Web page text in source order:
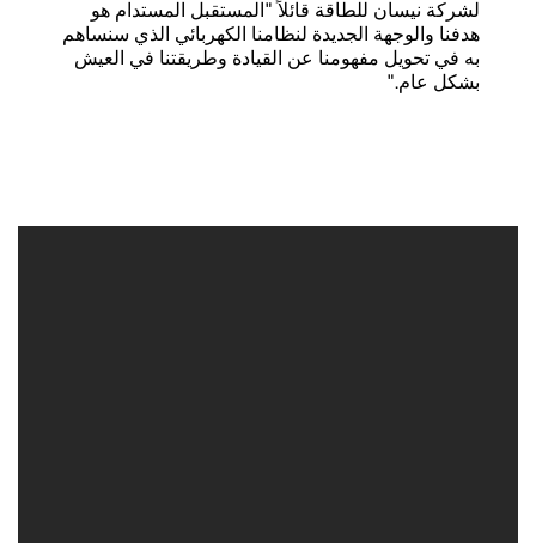
لشركة نيسان للطاقة قائلاً "المستقبل المستدام هو
هدفنا والوجهة الجديدة لنظامنا الكهربائي الذي سنساهم
به في تحويل مفهومنا عن القيادة وطريقتنا في العيش
بشكل عام."